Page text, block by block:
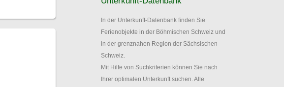
In der Unterkunft-Datenbank finden Sie
Ferienobjekte in der Böhmischen Schweiz und
in der grenznahen Region der Sächsischen
Schweiz.
Mit Hilfe von Suchkriterien können Sie nach
Ihrer optimalen Unterkunft suchen. Alle